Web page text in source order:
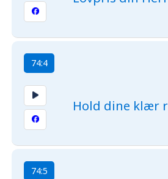
74:4
Hold dine klær
74:5